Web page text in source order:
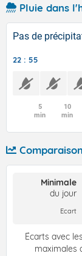
Pluie dans
Pas de
22 : 55
5
min
10
min
Minimale
du jour
Ecart
Écarts avec
maximales